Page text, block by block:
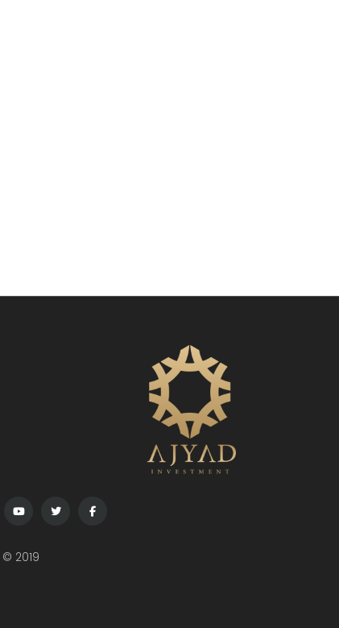
2019 © – أجياد